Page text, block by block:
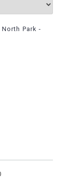
Park -